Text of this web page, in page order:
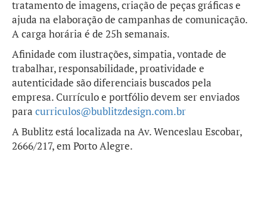
tratamento de imagens, criação de peças gráficas e
ajuda na elaboração de campanhas de comunicação.
A carga horária é de 25h semanais.
Afinidade com ilustrações, simpatia, vontade de
trabalhar, responsabilidade, proatividade e
autenticidade são diferenciais buscados pela
empresa. Currículo e portfólio devem ser enviados
para curriculos@bublitzdesign.com.br
A Bublitz está localizada na Av. Wenceslau Escobar,
2666/217, em Porto Alegre.